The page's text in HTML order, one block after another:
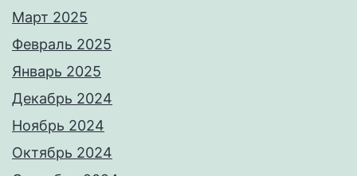
Март 2025
Февраль 2025
Январь 2025
Декабрь 2024
Ноябрь 2024
Октябрь 2024